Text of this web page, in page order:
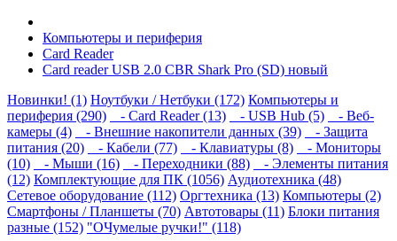
Компьютеры и периферия
Card Reader
Card reader USB 2.0 CBR Shark Pro (SD) новый
Новинки! (1) Ноутбуки / Нетбуки (172) Компьютеры и
периферия (290)
- Card Reader (13) - USB Hub (5)
- Веб-
камеры (4)
- Внешние накопители данных (39)
- Защита
питания (20)
- Кабели (77) - Клавиатуры (8)
- Мониторы
(10)
- Мыши (16) - Переходники (88)
- Элементы питания
(12) Комплектующие для ПК (1056) Аудиотехника (48)
Сетевое оборудование (112) Оргтехника (13) Компьютеры (2)
Смартфоны / Планшеты (70) Автотовары (11) Блоки питания
разные (152) "ОЧумелые ручки!" (118)